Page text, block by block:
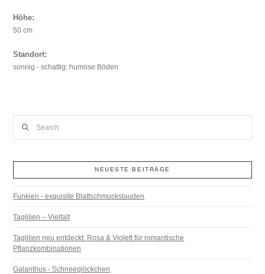
Höhe:
50 cm
Standort:
sonnig - schattig; humose Böden
NEUESTE BEITRÄGE
Funkien - exquisite Blattschmuckstauden
Taglilien – Vielfalt
Taglilien neu entdeckt: Rosa & Violett für romantische
Pflanzkombinationen
Galanthus - Schneeglöckchen